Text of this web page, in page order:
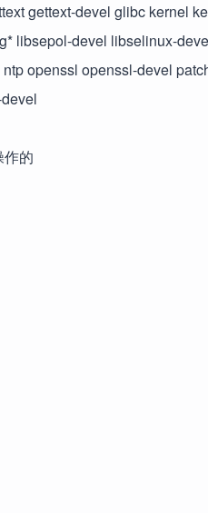
gettext-devel glibc kernel
libsepol-devel libselinux-
openssl openssl-devel
的